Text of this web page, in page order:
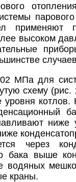
высоком
МПа для
схему
котлов.
через
бака выше
водяных
краны.